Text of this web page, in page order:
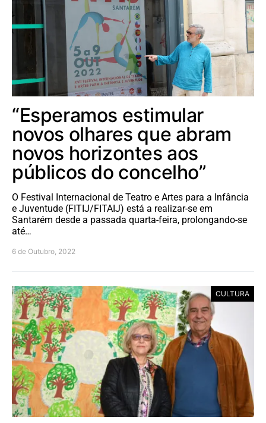
“Esperamos estimular
novos olhares que abram
novos horizontes aos
públicos do concelho”
O Festival Internacional de Teatro e Artes para a Infância
e Juventude (FITIJ/FITAIJ) está a realizar-se em
Santarém desde a passada quarta-feira, prolongando-se
até…
6 de Outubro, 2022
CULTURA